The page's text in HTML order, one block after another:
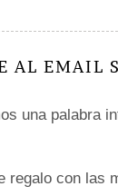
AL EMAIL
una palabra
regalo con las